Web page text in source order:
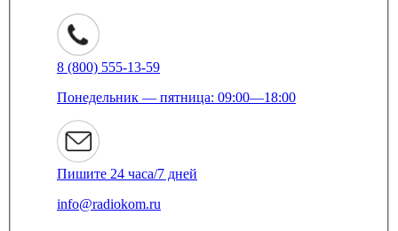
8 (800) 555-13-59
Понедельник — пятница: 09:00—18:00
Пишите 24 часа/7 дней
info@radiokom.ru